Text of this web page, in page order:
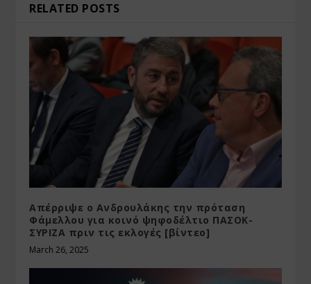
RELATED POSTS
Απέρριψε ο Ανδρουλάκης την πρόταση
Φάμελλου για κοινό ψηφοδέλτιο ΠΑΣΟΚ-
ΣΥΡΙΖΑ πριν τις εκλογές [βίντεο]
March 26, 2025